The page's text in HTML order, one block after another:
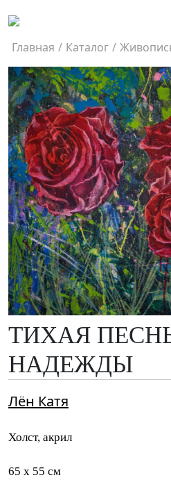
Главная / Каталог /
ТИХАЯ
НАДЕЖДЫ
Лён Катя
Холст, акрил
65 x 55 см